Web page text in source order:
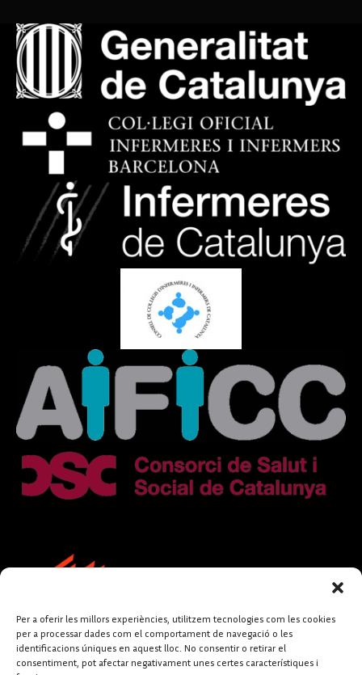
Per a oferir les millors experiències, utilitzem tecnologies com les cookies
per a processar dades com el comportament de navegació o les
identificacions úniques en aquest lloc. No consentir o retirar el
consentiment, pot afectar negativament unes certes característiques i